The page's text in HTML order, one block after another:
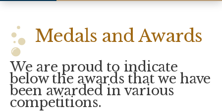
Medals and Awards
We are proud to indicate
below the awards that we have
been awarded in various
competitions.